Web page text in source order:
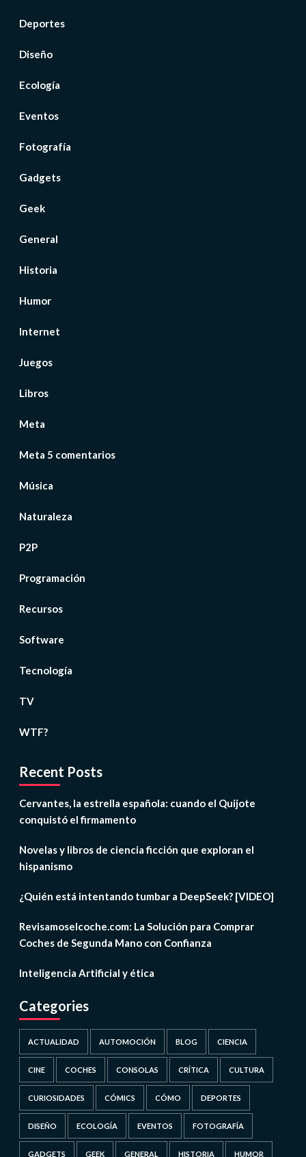
Deportes
Diseño
Ecología
Eventos
Fotografía
Gadgets
Geek
General
Historia
Humor
Internet
Juegos
Libros
Meta
Meta 5 comentarios
Música
Naturaleza
P2P
Programación
Recursos
Software
Tecnología
TV
WTF?
Recent Posts
Cervantes, la estrella española: cuando el Quijote
conquistó el firmamento
Novelas y libros de ciencia ficción que exploran el
hispanismo
¿Quién está intentando tumbar a DeepSeek? [VIDEO]
Revisamoselcoche.com: La Solución para Comprar
Coches de Segunda Mano con Confianza
Inteligencia Artificial y ética
Categories
ACTUALIDAD AUTOMOCIÓN BLOG CIENCIA
CINE COCHES CONSOLAS CRÍTICA CULTURA
CURIOSIDADES CÓMICS CÓMO DEPORTES
DISEÑO ECOLOGÍA EVENTOS FOTOGRAFÍA
GADGETS GEEK GENERAL HISTORIA HUMOR